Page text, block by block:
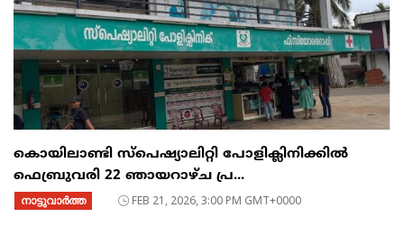
കൊയിലാണ്ടി സ്പെഷ്യാലിറ്റി പോളിക്ലിനിക്കിൽ
ഫെബ്രുവരി 22 ഞായറാഴ്ച പ്ര...
നാട്ടുവാര്‍ത്ത FEB 21, 2026, 3:00 PM GMT+0000